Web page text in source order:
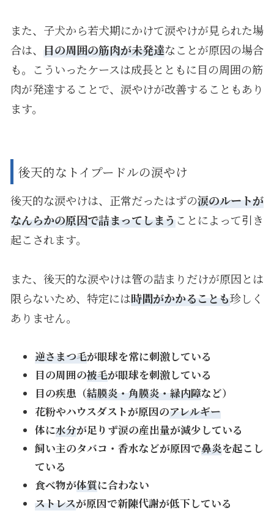
また、子犬から若犬期にかけて涙やけが見られた場
合は、 目の周囲の筋肉が未発達なことが原因の場合
も。こういったケースは成長とともに目の周囲の筋
肉が発達することで、涙やけが改善することもあり
ます。
後天的なトイプードルの涙やけ
後天的な涙やけは、正常だったはずの涙のルートが
なんらかの原因で詰まってしまうことによって引き
起こされます。
また、後天的な涙やけは管の詰まりだけが原因とは
限らないため、特定には時間がかかることも珍しく
ありません。
逆さまつ毛が眼球を常に刺激している
目の周囲の被毛が眼球を刺激している
目の疾患（結膜炎・角膜炎・緑内障など）
花粉やハウスダストが原因のアレルギー
体に水分が足りず涙の産出量が減少している
飼い主のタバコ・香水などが原因で鼻炎を起こし
ている
食べ物が体質に合わない
ストレスが原因で新陳代謝が低下している